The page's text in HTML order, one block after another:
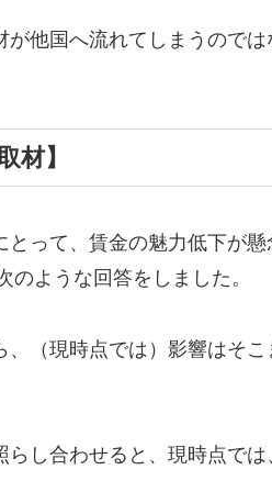
他国へ流れてしまうので
材】
って、賃金の魅力低下が
ような回答をしました。
（現時点では）影響はそ
し合わせると、現時点で